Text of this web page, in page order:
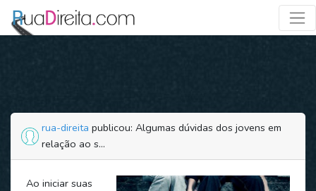
rua-direita publicou: Algumas dúvidas dos jovens em
relação ao s...
Ao iniciar suas